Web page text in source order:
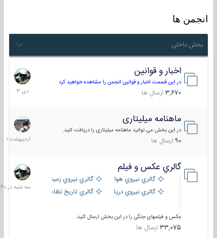
انجمن ها
بخش داخلی
اخبار و قوانین
در این قسمت اخبار و قوانین انجمن را مشاهده خواهید کرد
3,670 ارسال ها
22
دی
1403
ماهنامه میلیتاری
در این بخش می توانید ماهنامه میلیتاری را دریافت کنید.
90 ارسال ها
30
1401
گالري عكس و فيلم
گالري نيروي هوايي
گالري نيروي زميني
گالري نيروي دريايي
گالري تاریخ نظامی
عکس و فیلمهای جنگی را در این بخش ارسال کنید.
33,075 ارسال ها
سه
شنبه
در